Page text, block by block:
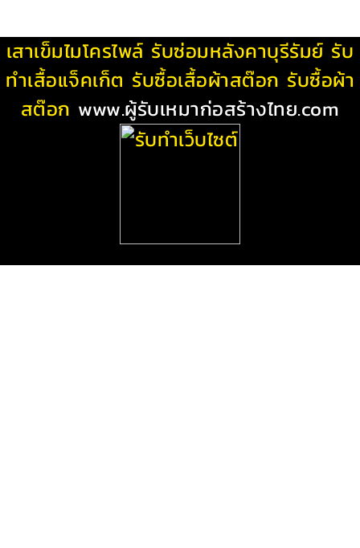
เสาเข็มไมโครไพล์ รับซ่อมหลังคาบุรีรัมย์ รับ
ทําเสื้อแจ็คเก็ต รับซื้อเสื้อผ้าสต๊อก รับซื้อผ้า
สต๊อก www.ผู้รับเหมาก่อสร้างไทย.com